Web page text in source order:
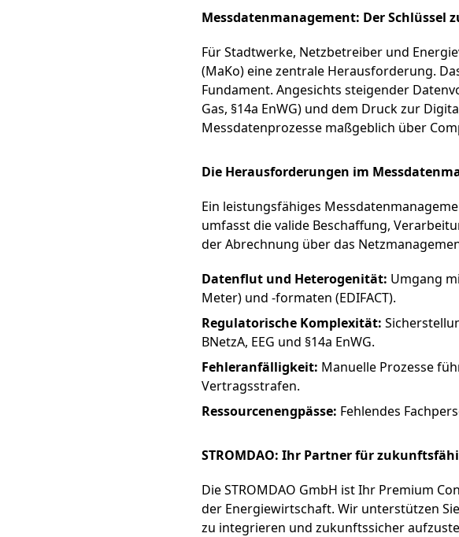
Messdatenmanagement: Der
Für Stadtwerke, Netzbetreiber und
(MaKo) eine zentrale Herausforderung.
Fundament. Angesichts steigender
Gas, §14a EnWG) und dem Druck zur
Messdatenprozesse maßgeblich über
Die Herausforderungen im
Ein leistungsfähiges
umfasst die valide Beschaffung,
der Abrechnung über das
Datenflut und Heterogenität: Umgang
Meter) und -formaten (EDIFACT).
Regulatorische Komplexität:
BNetzA, EEG und §14a EnWG.
Fehleranfälligkeit: Manuelle Prozesse
Vertragsstrafen.
Ressourcenengpässe: Fehlendes
STROMDAO: Ihr Partner für
Die STROMDAO GmbH ist Ihr Premium
der Energiewirtschaft. Wir unterstützen
zu integrieren und zukunftssicher